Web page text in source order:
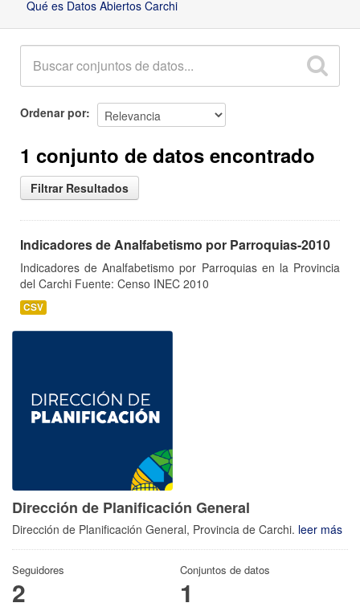
Qué es Datos Abiertos Carchi
Ordenar por
1 conjunto de datos encontrado
Filtrar Resultados
Indicadores de Analfabetismo por Parroquias-2010
Indicadores de Analfabetismo por Parroquias en la Provincia
del Carchi Fuente: Censo INEC 2010
CSV
Dirección de Planificación General
Dirección de Planificación General, Provincia de Carchi. leer más
Seguidores
2
Conjuntos de datos
1